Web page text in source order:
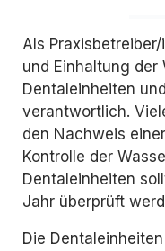
Als
und Einhaltung der
Dentaleinheiten
verantwortlich.
den Nachweis
Kontrolle der
Dentaleinheiten
Jahr überprüft
Die